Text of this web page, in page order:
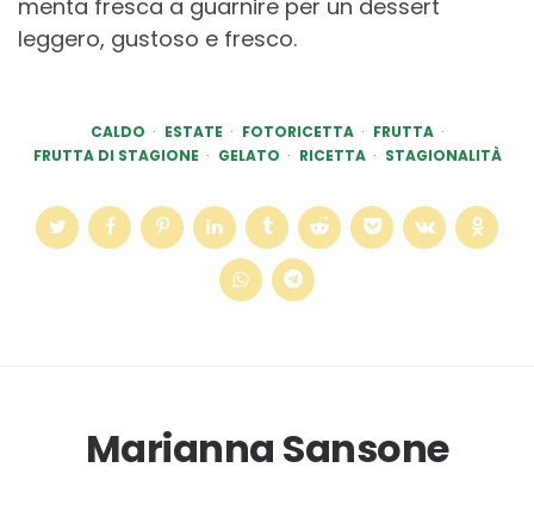
menta fresca a guarnire per un dessert
leggero, gustoso e fresco.
CALDO ESTATE FOTORICETTA
FRUTTA
FRUTTA DI STAGIONE
GELATO RICETTA STAGIONALITÀ
Marianna Sansone